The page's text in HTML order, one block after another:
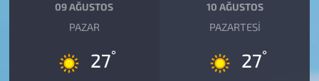
09 AĞUSTOS
PAZAR
27°
10 AĞUSTOS
PAZARTESI
27°